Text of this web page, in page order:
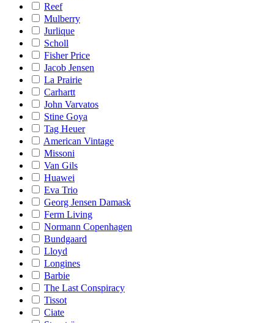
Reef
Mulberry
Jurlique
Scholl
Fisher Price
Jacob Jensen
La Prairie
Carhartt
John Varvatos
Stine Goya
Tag Heuer
American Vintage
Missoni
Van Gils
Huawei
Eva Trio
Georg Jensen Damask
Ferm Living
Normann Copenhagen
Bundgaard
Lloyd
Longines
Barbie
The Last Conspiracy
Tissot
Ciate